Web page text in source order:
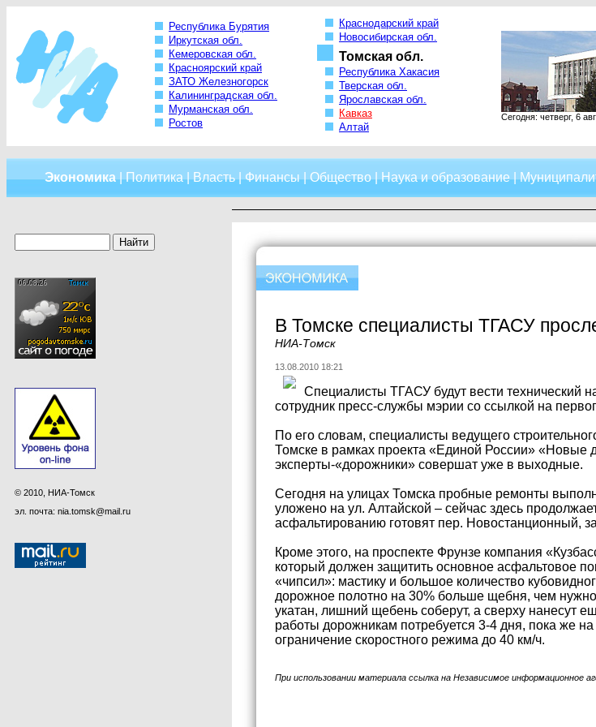
Республика Бурятия
Иркутская обл.
Кемеровская обл.
Красноярский край
ЗАТО Железногорск
Калининградская обл.
Мурманская обл.
Ростов
Краснодарский край
Новосибирская обл.
Томская обл.
Республика Хакасия
Тверская обл.
Ярославская обл.
Кавказ
Алтай
Сегодня: четверг, 6
Экономика|Политика|Власть|Финансы|Общество|Наука и образование|
© 2010, НИА-Томск
эл. почта: nia.tomsk@mail.ru
В Томске специалисты ТГАСУ
НИА-Томск
13.08.2010 18:21
Специалисты ТГАСУ будут вести
сотрудник пресс-службы мэрии со ссылкой на
По его словам, специалисты ведущего
Томске в рамках проекта «Единой России» «Новые
эксперты-«дорожники» совершат уже в выходные.
Сегодня на улицах Томска пробные ремонты
уложено на ул. Алтайской – сейчас здесь
асфальтированию готовят пер. Новостанционный,
Кроме этого, на проспекте Фрунзе компания
который должен защитить основное асфальтовое
«чипсил»: мастику и большое количество
дорожное полотно на 30% больше щебня, чем
укатан, лишний щебень соберут, а сверху нанесут
работы дорожникам потребуется 3-4 дня, пока же
ограничение скоростного режима до 40 км/ч.
При использовании материала ссылка на Независимое информационное